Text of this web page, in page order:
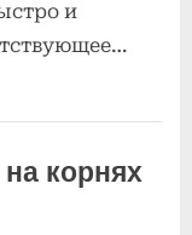
и
корнях